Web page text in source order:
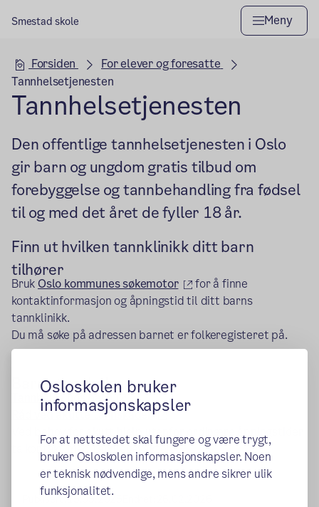
Osloskolen bruker
informasjonskapsler
For at nettstedet skal fungere og være trygt,
bruker Osloskolen informasjonskapsler. Noen
er teknisk nødvendige, mens andre sikrer ulik
funksjonalitet.
Smestad skole Meny
Hovedseksjon
Forsiden
For elever og foresatte
Tannhelsetjenesten
Tannhelsetjenesten
Den offentlige tannhelsetjenesten i Oslo
gir barn og ungdom gratis tilbud om
forebyggelse og tannbehandling fra fødsel
til og med det året de fyller 18 år.
Finn ut hvilken tannklinikk ditt barn
tilhører
BrukOslo kommunes søkemotor (ekstern lenke)
for å finne
kontaktinformasjon og åpningstid til ditt barns
tannklinikk.
Du må søke på adressen barnet er folkeregisteret på.
Barns tannhelse
Tannhelse hos barn
(ekstern lenke)
Råd ved akutte tannskader
(ekstern lenke)
Ved behov for akutt hjelp utenfor ordinære åpningstider
ta kontakt med tannlegevakten.
Publisert:15.05.2025